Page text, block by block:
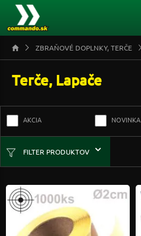
ZBRAŇOVÉ DOPLNKY, TERČE
Terče, Lapače
AKCIA NOVINKA
FILTER PRODUKTOV